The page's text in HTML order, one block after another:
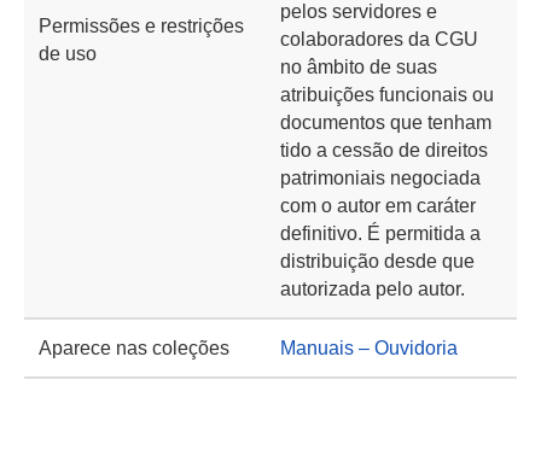
Permissões e restrições
de uso
pelos servidores e
colaboradores da CGU
no âmbito de suas
atribuições funcionais ou
documentos que tenham
tido a cessão de direitos
patrimoniais negociada
com o autor em caráter
definitivo. É permitida a
distribuição desde que
autorizada pelo autor.
Aparece nas coleções Manuais – Ouvidoria